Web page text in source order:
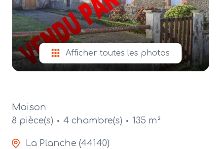
contact
Afficher toutes les photos
Maison
8 pièce(s)
4 chambre(s) 135 m²
La Planche (44140)